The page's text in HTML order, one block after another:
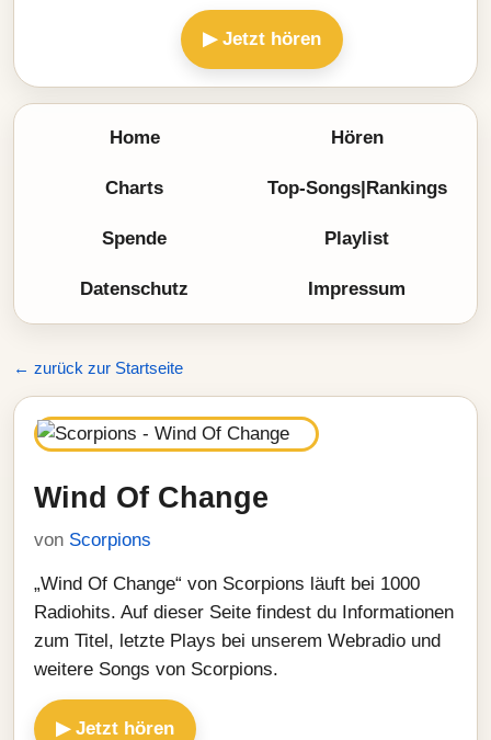
▶ Jetzt hören
Home Hören
Charts Top-Songs|Rankings
Spende Playlist
Datenschutz Impressum
← zurück zur Startseite
Wind Of Change
von Scorpions
„Wind Of Change“ von Scorpions läuft bei 1000
Radiohits. Auf dieser Seite findest du Informationen
zum Titel, letzte Plays bei unserem Webradio und
weitere Songs von Scorpions.
▶ Jetzt hören